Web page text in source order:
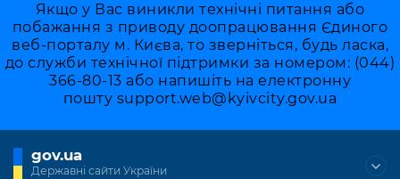
Якщо у Вас виникли технічні питання або
побажання з приводу доопрацювання Єдиного
веб-порталу м. Києва, то зверніться, будь ласка,
до служби технічної підтримки за номером: (044)
366-80-13 або напишіть на електронну
пошту support.web@kyivcity.gov.ua
gov.ua
Державні сайти України